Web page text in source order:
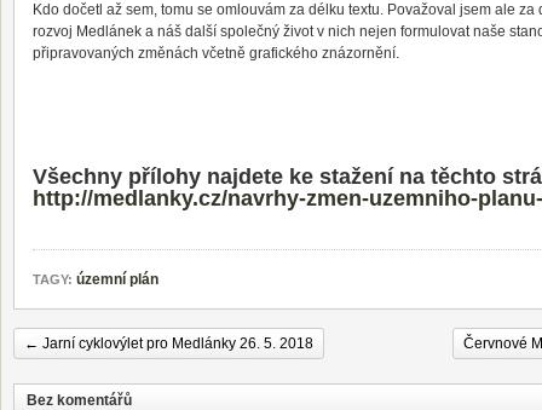
Kdo dočetl až sem, tomu se omlouvám za délku textu. Považoval jsem ale
rozvoj Medlánek a náš další společný život v nich nejen formulovat naše
připravovaných změnách včetně grafického znázornění.
Všechny přílohy najdete ke stažení na těchto
http://medlanky.cz/navrhy-zmen-uzemniho-
TAGY: územní plán
← Jarní cyklovýlet pro Medlánky 26. 5. 2018 Červnové
Bez komentářů